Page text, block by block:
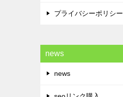
プライバシーポリシー
news
news